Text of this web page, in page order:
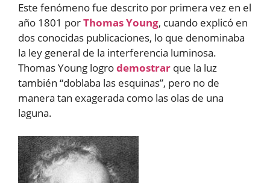
Este fenómeno fue descrito por primera vez en el
año 1801 porThomas Young, cuando explicó en
dos conocidas publicaciones, lo que denominaba
la ley general de la interferencia luminosa.
Thomas Young logrodemostrar que la luz
también “doblaba las esquinas”, pero no de
manera tan exagerada como las olas de una
laguna.